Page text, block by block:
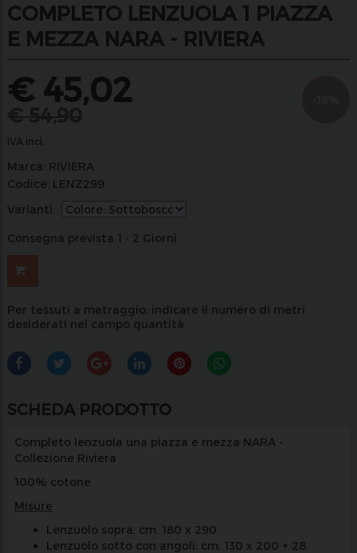
COMPLETO LENZUOLA 1 PIAZZA
E MEZZA NARA - RIVIERA
€ 45,02
IVA incl.
Marca: RIVIERA
Codice: LENZ299
Varianti:
Consegna prevista 1 - 2 Giorni
Per tessuti a metraggio: indicare il numero di metri
desiderati nel campo quantità
SCHEDA PRODOTTO
Completo lenzuola una piazza e mezza NARA -
Collezione Riviera
100% cotone
Misure
Lenzuolo sopra: cm. 180 x 290
Lenzuolo sotto con angoli: cm. 130 x 200 + 28